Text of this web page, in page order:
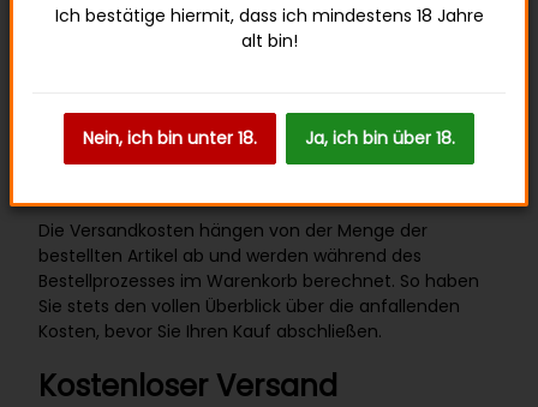
Wir möchten sicherstellen, dass Ihre Bestellung schnell
und sicher bei Ihnen ankommt. Deshalb versenden wir
Versandkosten
Die Versandkosten hängen von der Menge der
bestellten Artikel ab und werden während des
Bestellprozesses im Warenkorb berechnet. So haben
Sie stets den vollen Überblick über die anfallenden
Kosten, bevor Sie Ihren Kauf abschließen.
Kostenloser Versand
Ich bestätige hiermit, dass ich mindestens 18 Jahre
alt bin!
Nein, ich bin unter 18. Ja, ich bin über 18.